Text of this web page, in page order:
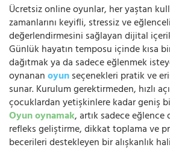
Ücretsiz online oyunlar, her yaştan
zamanlarını keyifli, stressiz ve
değerlendirmesini sağlayan dijital
Günlük hayatın temposu içinde kısa
dağıtmak ya da sadece eğlenmek
oynananoyunseçenekleri pratik ve
sunar. Kurulum gerektirmeden, hızlı
çocuklardan yetişkinlere kadar geniş
Oyun oynamak, artık sadece eğlence
refleks geliştirme, dikkat toplama ve
becerileri destekleyen bir alışkanlık